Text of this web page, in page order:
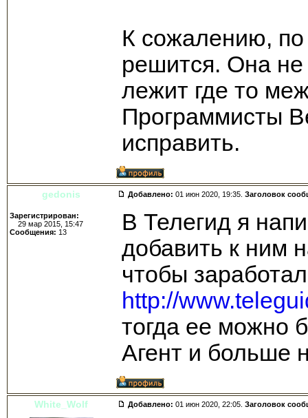
К сожалению,
решится. Она не
лежит где то
Программисты
исправить.
gedonis Добавлено: 01 июн 2020, 19:35. Заголовок
Зарегистрирован:
29 мар 2015, 15:47
Сообщения: 13
В Телегид я
добавить к ним
чтобы
http://
тогда ее можно
Агент и больше
White_Wolf Добавлено: 01 июн 2020, 22:05. Заголовок